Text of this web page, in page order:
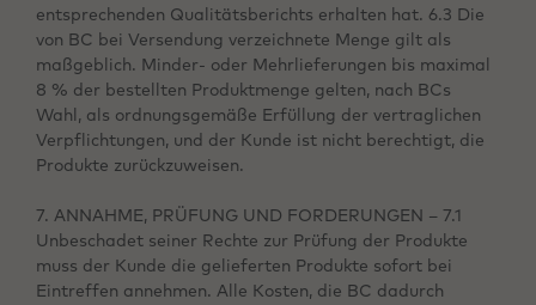
entsprechenden Qualitätsberichts erhalten hat. 6.3 Die
von BC bei Versendung verzeichnete Menge gilt als
maßgeblich. Minder- oder Mehrlieferungen bis maximal
8 % der bestellten Produktmenge gelten, nach BCs
Wahl, als ordnungsgemäße Erfüllung der vertraglichen
Verpflichtungen, und der Kunde ist nicht berechtigt, die
Produkte zurückzuweisen.
7. ANNAHME, PRÜFUNG UND FORDERUNGEN – 7.1
Unbeschadet seiner Rechte zur Prüfung der Produkte
muss der Kunde die gelieferten Produkte sofort bei
Eintreffen annehmen. Alle Kosten, die BC dadurch